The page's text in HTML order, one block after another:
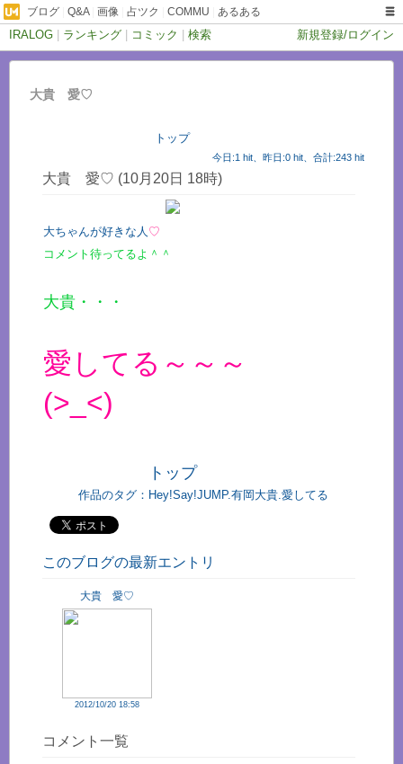
ブログ Q&A| 画像 占ツク COMMU あるある
IRALOG ランキング コミック 検索 新規登録/ログイン
大貴 愛♡
トップ
今日:1 hit、昨日:0 hit、合計:243 hit
大貴 愛♡ (10月20日 18時)
大ちゃんが好きな人 ♡
コメント待ってるよ＾＾
大貴・・・
愛してる～～～
(>_<)
トップ
作品のタグ： Hey!Say!JUMP.有岡大貴.愛してる
このブログの最新エントリ
大貴 愛♡
2012/10/20 18:58
コメント一覧